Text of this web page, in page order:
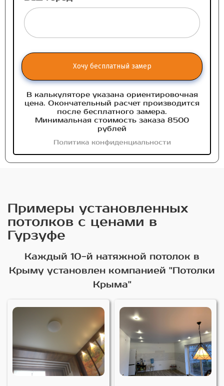
Хочу бесплатный замер
В калькуляторе указана ориентировочная
цена. Окончательный расчет производится
после бесплатного замера.
Минимальная стоимость заказа 8500
рублей
Политика конфиденциальности
Примеры установленных
потолков с ценами в
Гурзуфе
Каждый 10-й натяжной потолок в
Крыму установлен компанией "Потолки
Крыма"